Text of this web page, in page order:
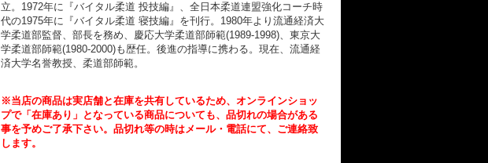
立。1972年に『バイタル柔道 投技編』、全日本柔道連盟強化コーチ時
代の1975年に『バイタル柔道 寝技編』を刊行。1980年より流通経済大
学柔道部監督、部長を務め、慶応大学柔道部師範(1989-1998)、東京大
学柔道部師範(1980-2000)も歴任。後進の指導に携わる。現在、流通経
済大学名誉教授、柔道部師範。
※当店の商品は実店舗と在庫を共有しているため、オンラインショッ
プで「在庫あり」となっている商品についても、品切れの場合がある
事を予めご了承下さい。品切れ等の時はメール・電話にて、ご連絡致
します。